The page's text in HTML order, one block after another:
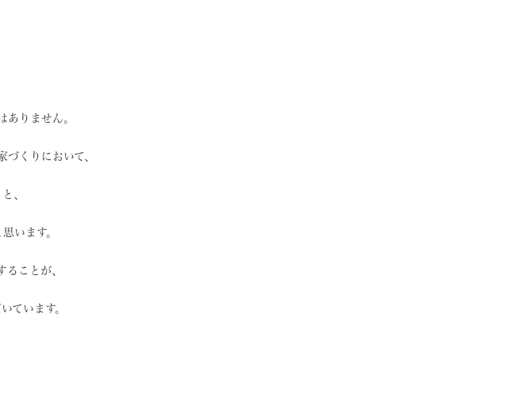
ありません。
づくりにおいて、
、
います。
ることが、
ています。